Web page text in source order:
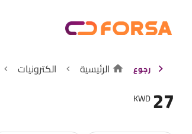
رجوع الرئيسية الكترونيات
27
KWD